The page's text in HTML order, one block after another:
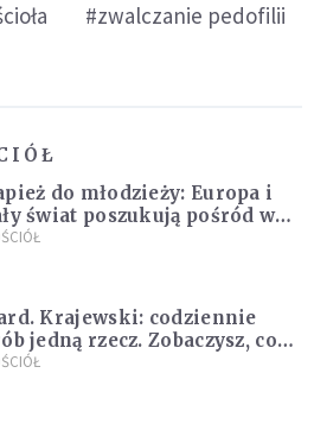
#zwalczanie pedofilii
do młodzieży: Europa i
świat poszukują pośród was
świętych
Krajewski: codziennie
jedną rzecz. Zobaczysz, co
się z twoim życiem